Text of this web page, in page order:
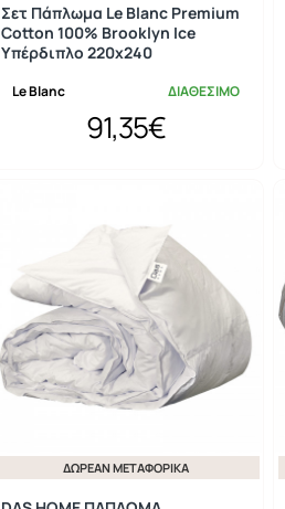
Le Blanc ΔΙΑΘΕΣΙΜΟ
Σετ Πάπλωμα Le Blanc Premium
Cotton 100% Brooklyn Ice
Υπέρδιπλο 220x240
91,35€
ΔΩΡΕΆΝ ΜΕΤΑΦΟΡΙΚΆ